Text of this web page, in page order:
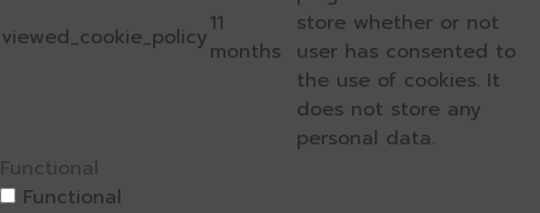
viewed_cookie_policy11
months
store whether or not
user has consented to
the use of cookies. It
does not store any
personal data.
Functional
Functional